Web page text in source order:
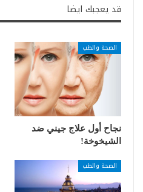
قد يعجبك ايضا
الصحة والطب
نجاح أول علاج جيني ضد
الشيخوخة!
الصحة والطب